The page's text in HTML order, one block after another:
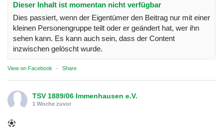
Dieser Inhalt ist momentan nicht verfügbar
Dies passiert, wenn der Eigentümer den Beitrag nur mit einer
kleinen Personengruppe teilt oder er geändert hat, wer ihn
sehen kann. Es kann auch sein, dass der Content
inzwischen gelöscht wurde.
View on Facebook · Share
TSV 1889/06 Immenhausen e.V.
1 Woche zuvor